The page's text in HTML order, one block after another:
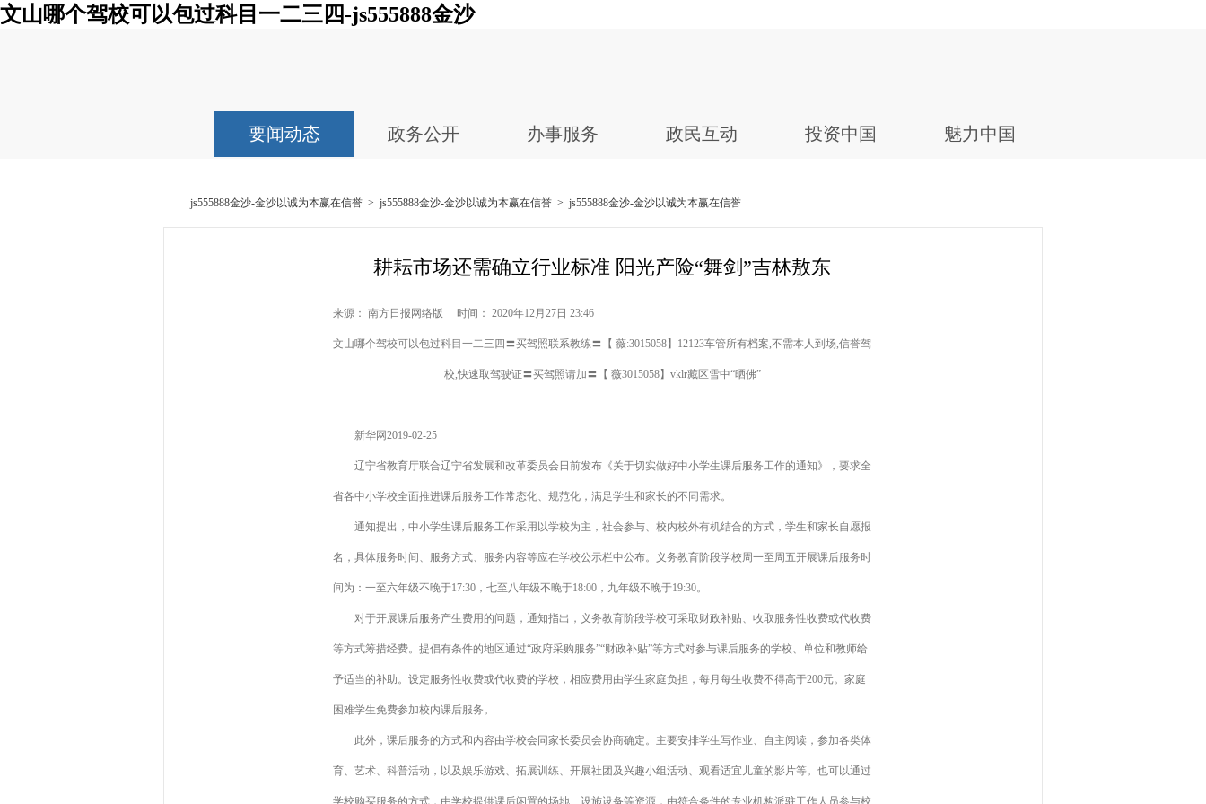
文山哪个驾校可以包过科目一二三四-js555888金沙
要闻动态 政务公开 办事服务 政民互动 投资中国 魅力中国
js555888金沙-金沙以诚为本赢在信誉 > js555888金沙-金沙以诚为本赢在信誉 > js555888金沙-金沙以诚为本赢在信誉
耕耘市场还需确立行业标准 阳光产险“舞剑”吉林敖东
来源： 南方日报网络版 时间： 2020年12月27日 23:46
文山哪个驾校可以包过科目一二三四〓买驾照联系教练〓【 薇:3015058】12123车管所有档案,不需本人到场,信誉驾
校,快速取驾驶证〓买驾照请加〓【 薇3015058】vklr藏区雪中“晒佛”
新华网2019-02-25
辽宁省教育厅联合辽宁省发展和改革委员会日前发布《关于切实做好中小学生课后服务工作的通知》，要求全
省各中小学校全面推进课后服务工作常态化、规范化，满足学生和家长的不同需求。
通知提出，中小学生课后服务工作采用以学校为主，社会参与、校内校外有机结合的方式，学生和家长自愿报
名，具体服务时间、服务方式、服务内容等应在学校公示栏中公布。义务教育阶段学校周一至周五开展课后服务时
间为：一至六年级不晚于17:30，七至八年级不晚于18:00，九年级不晚于19:30。
对于开展课后服务产生费用的问题，通知指出，义务教育阶段学校可采取财政补贴、收取服务性收费或代收费
等方式筹措经费。提倡有条件的地区通过“政府采购服务”“财政补贴”等方式对参与课后服务的学校、单位和教师给
予适当的补助。设定服务性收费或代收费的学校，相应费用由学生家庭负担，每月每生收费不得高于200元。家庭
困难学生免费参加校内课后服务。
此外，课后服务的方式和内容由学校会同家长委员会协商确定。主要安排学生写作业、自主阅读，参加各类体
育、艺术、科普活动，以及娱乐游戏、拓展训练、开展社团及兴趣小组活动、观看适宜儿童的影片等。也可以通过
学校购买服务的方式，由学校提供课后闲置的场地、设施设备等资源，由符合条件的专业机构派驻工作人员参与校